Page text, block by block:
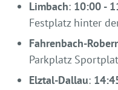
Limbach: 10:00 -
Festplatz hinter
Fahrenbach-
Parkplatz
Elztal-Dallau: